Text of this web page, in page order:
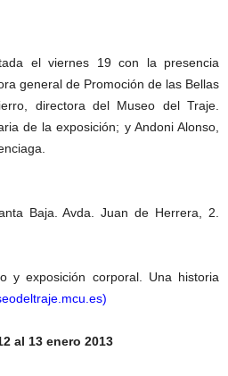
el viernes 19 con la presencia
general de Promoción de las Bellas
directora del Museo del Traje.
de la exposición; y Andoni Alonso,
Baja. Avda. Juan de Herrera, 2.
y exposición corporal. Una historia
)
al 13 enero 2013